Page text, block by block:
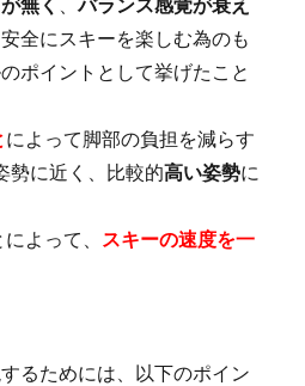
無く 、バランス感覚が衰え
全にスキーを楽しむ為のも
ポイントとして挙げたこと
によって脚部の負担を減らす
勢に近く、比較的高い姿勢に
よって、 スキーの速度を一
るためには、以下のポイン